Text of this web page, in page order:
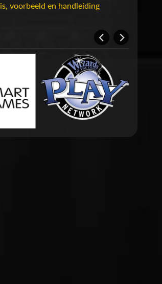
voorbeeld en handleiding